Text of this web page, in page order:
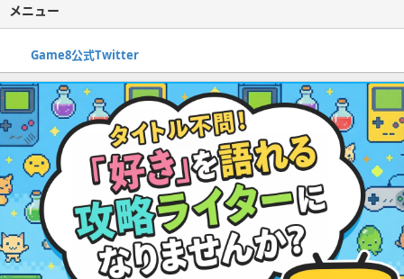
メニュー
Game8公式Twitter